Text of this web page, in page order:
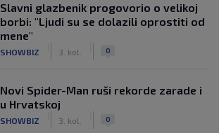
Slavni glazbenik progovorio o velikoj
borbi: "Ljudi su se dolazili oprostiti od
mene"
SHOWBIZ 3. kol. 0
Novi Spider-Man ruši rekorde zarade i
u Hrvatskoj
SHOWBIZ 3. kol. 0